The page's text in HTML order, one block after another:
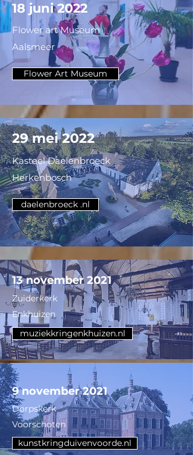
18 juni 2022
Flower art Museum
Aalsmeer
Flower Art Museum
29 mei 2022
Kasteel Daelenbroeck
Herkenbosch
daelenbroeck .nl
13 november 2021
Zuiderkerk
Enkhuizen
muziekkringenkhuizen.nl
9 november 2021
Dorpskerk
Voorschoten
kunstkringduivenvoorde.nl